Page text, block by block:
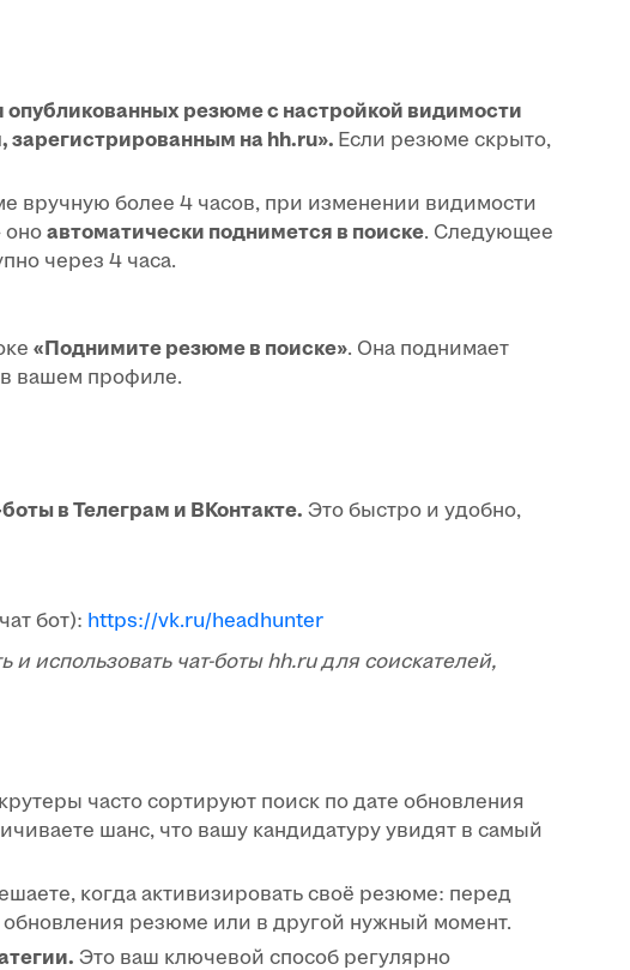
опубликованных резюме с настройкой видимости
на hh.ru». Если резюме скрыто,
вручную более 4 часов, при изменении видимости
оно автоматически поднимется в поиске. Следующее
через 4 часа.
«Поднимите резюме в поиске». Она поднимает
в вашем профиле.
в Телеграм и ВКонтакте. Это быстро и удобно,
бот): https://vk.ru/headhunter
использовать чат-боты hh.ru для соискателей,
часто сортируют поиск по дате обновления
шанс, что вашу кандидатуру увидят в самый
когда активизировать своё резюме: перед
обновления резюме или в другой нужный момент.
Это ваш ключевой способ регулярно